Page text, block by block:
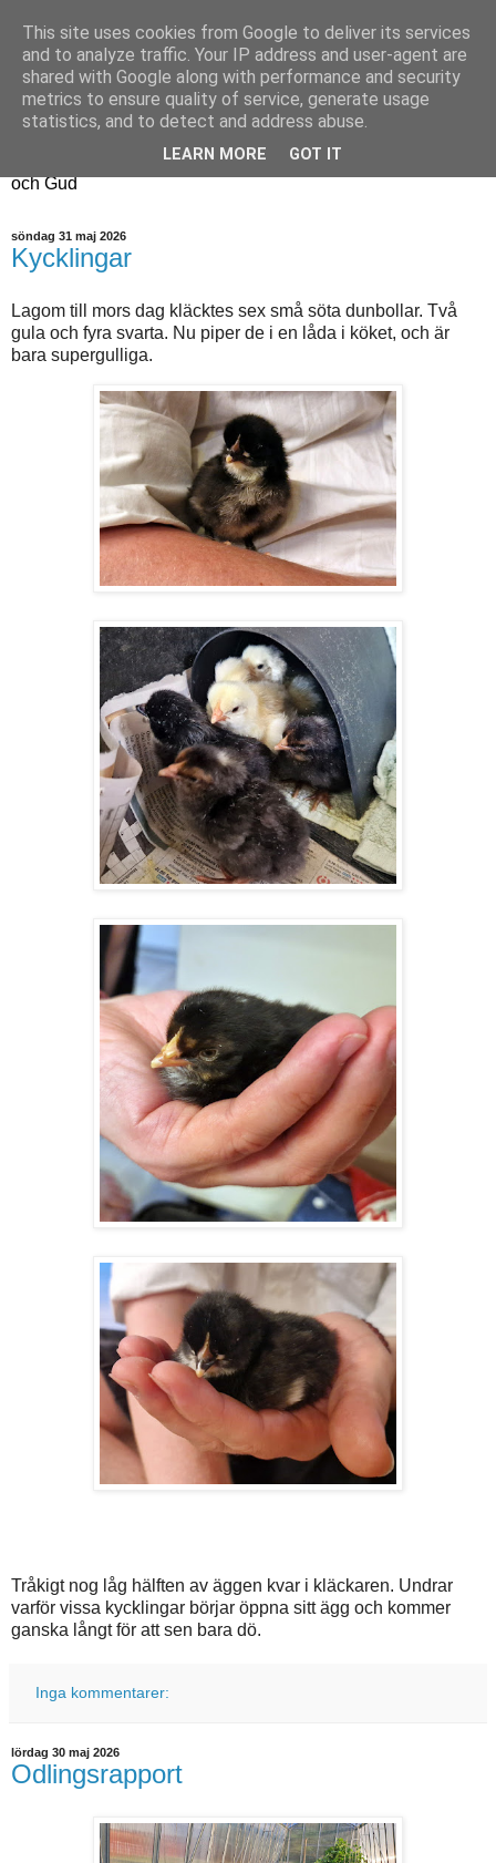
Fyren
Fyren finns för att sprida ljus i mörkret
För att påminna om guldkanterna i tillvaron
Här samsas jakt, hantverk, odling, och andra tankar om livet
och Gud
söndag 31 maj 2026
Kycklingar
Lagom till mors dag kläcktes sex små söta dunbollar. Två
gula och fyra svarta. Nu piper de i en låda i köket, och är
bara supergulliga.
Tråkigt nog låg hälften av äggen kvar i kläckaren. Undrar
varför vissa kycklingar börjar öppna sitt ägg och kommer
ganska långt för att sen bara dö.
Inga kommentarer:
lördag 30 maj 2026
Odlingsrapport
This site uses cookies from Google to deliver its services
and to analyze traffic. Your IP address and user-agent are
shared with Google along with performance and security
metrics to ensure quality of service, generate usage
statistics, and to detect and address abuse.
LEARN MORE GOT IT